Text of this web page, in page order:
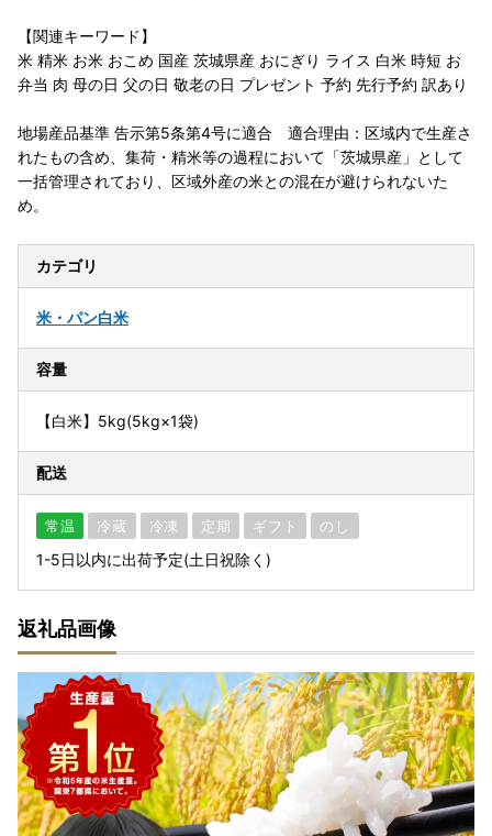
【関連キーワード】
米 精米 お米 おこめ 国産 茨城県産 おにぎり ライス 白米 時短 お
弁当 肉 母の日 父の日 敬老の日 プレゼント 予約 先行予約 訳あり
地場産品基準 告示第5条第4号に適合 適合理由：区域内で生産さ
れたもの含め、集荷・精米等の過程において「茨城県産」として
一括管理されており、区域外産の米との混在が避けられないた
め。
カテゴリ
米・パン白米
容量
【白米】5kg(5kg×1袋)
配送
常温 冷蔵 冷凍 定期 ギフト のし
1-5日以内に出荷予定(土日祝除く)
返礼品画像